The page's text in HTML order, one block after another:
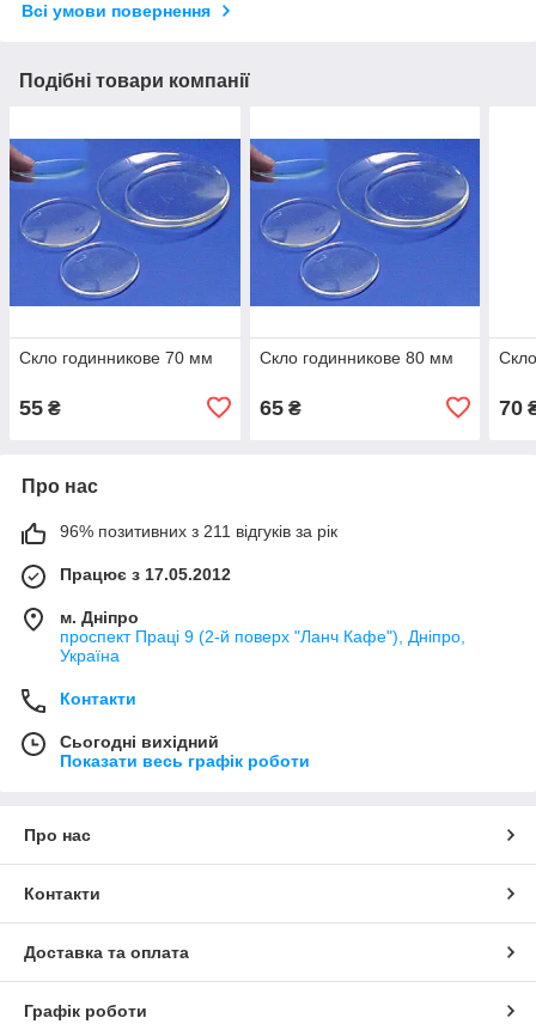
Всі умови повернення
Подібні товари компанії
Скло годинникове 70 мм
55 ₴
Скло годинникове 80 мм
65₴ 70
Про нас
96% позитивних з 211 відгуків за рік
Працює з 17.05.2012
м. Дніпро
проспект Праці 9 (2-й поверх "Ланч Кафе"), Дніпро,
Україна
Контакти
Сьогодні вихідний
Показати весь графік роботи
Про нас
Контакти
Доставка та оплата
Графік роботи